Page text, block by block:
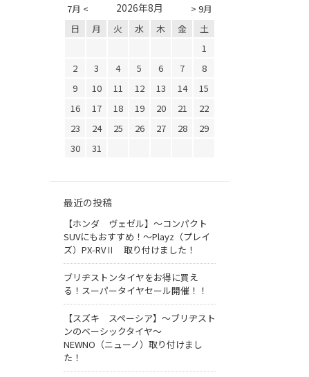
7月 < > 9月
2026年8月
日 月 火 水 木 金
土
1
2
3 4 5 6 7
8
9
10 11 12 13 14
15
16
17 18 19 20 21
22
23
24 25 26 27 28
29
30
31
最近の投稿
【ホンダ ヴェゼル】～コンパクト
SUVにもおすすめ！～Playz（プレイ
ズ）PX-RVⅡ 取り付けました！
ブリヂストンタイヤをお得に買え
る！スーパータイヤセール開催！！
【スズキ スペーシア】～ブリヂスト
ンのベーシックタイヤ～
NEWNO（ニューノ）取り付けまし
た！